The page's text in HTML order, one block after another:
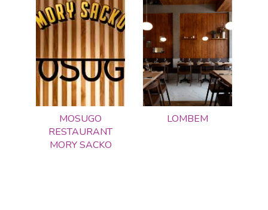
MOSUGO
RESTAURANT
MORY SACKO
LOMBEM